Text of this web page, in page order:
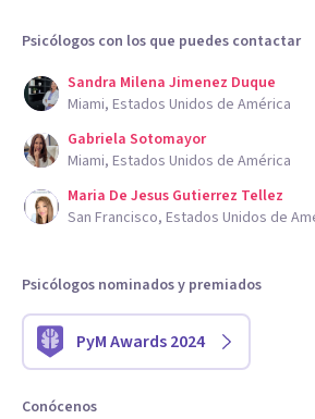
Psicólogos con los que puedes contactar
Sandra Milena Jimenez Duque
Miami, Estados Unidos de América
Gabriela Sotomayor
Miami, Estados Unidos de América
Maria De Jesus Gutierrez Tellez
San Francisco, Estados Unidos de
Psicólogos nominados y premiados
PyM Awards 2024
Conócenos